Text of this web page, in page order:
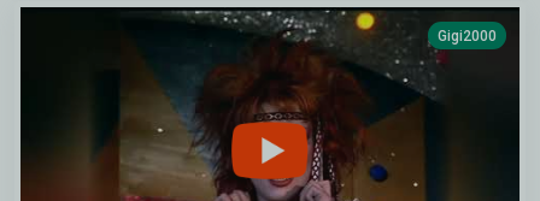
Gigi2000